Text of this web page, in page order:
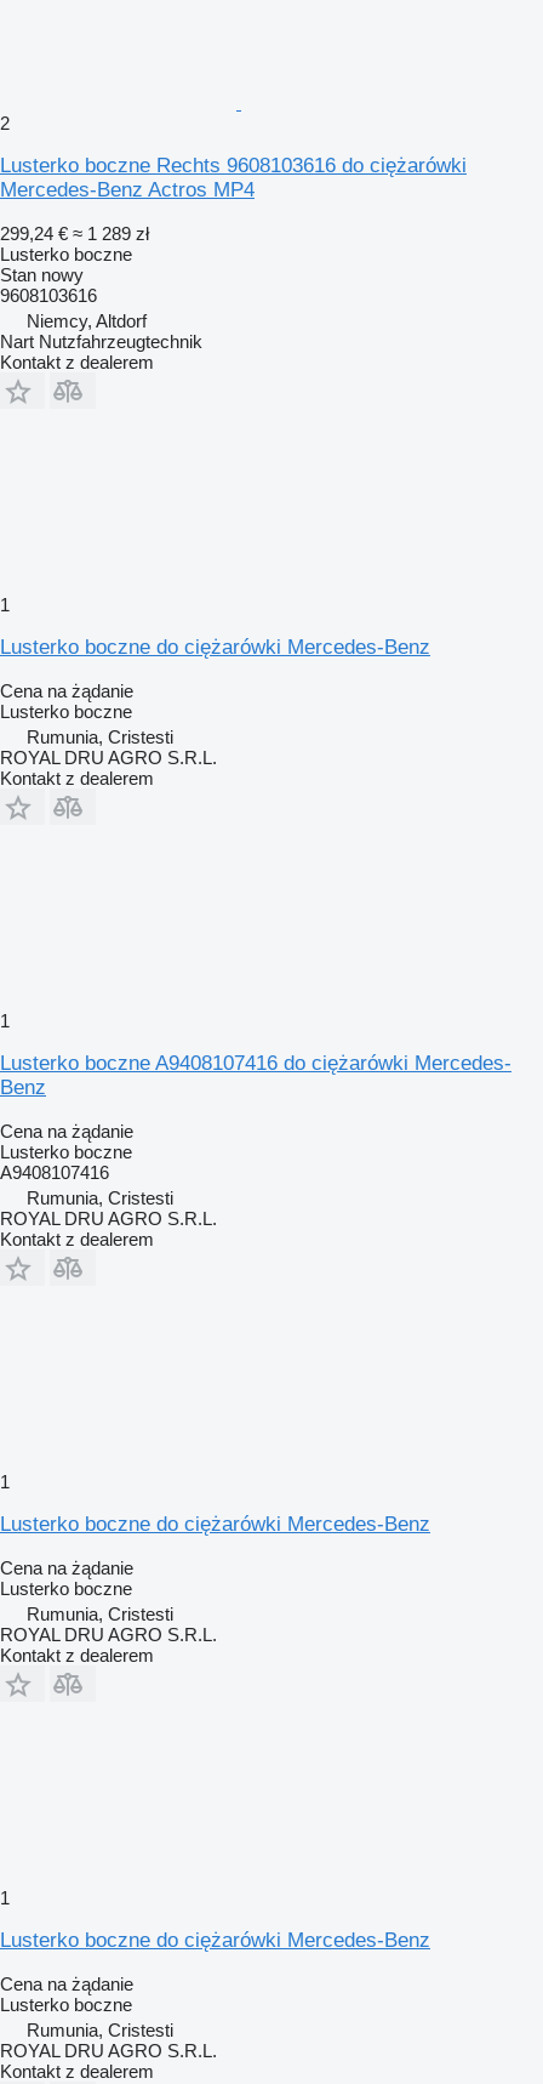
2
Lusterko boczne Rechts 9608103616 do ciężarówki
Mercedes-Benz Actros MP4
299,24 € ≈ 1 289 zł
Lusterko boczne
Stan nowy
9608103616
Niemcy, Altdorf
Nart Nutzfahrzeugtechnik
Kontakt z dealerem
1
Lusterko boczne do ciężarówki Mercedes-Benz
Cena na żądanie
Lusterko boczne
Rumunia, Cristesti
ROYAL DRU AGRO S.R.L.
Kontakt z dealerem
1
Lusterko boczne A9408107416 do ciężarówki Mercedes-
Benz
Cena na żądanie
Lusterko boczne
A9408107416
Rumunia, Cristesti
ROYAL DRU AGRO S.R.L.
Kontakt z dealerem
1
Lusterko boczne do ciężarówki Mercedes-Benz
Cena na żądanie
Lusterko boczne
Rumunia, Cristesti
ROYAL DRU AGRO S.R.L.
Kontakt z dealerem
1
Lusterko boczne do ciężarówki Mercedes-Benz
Cena na żądanie
Lusterko boczne
Rumunia, Cristesti
ROYAL DRU AGRO S.R.L.
Kontakt z dealerem